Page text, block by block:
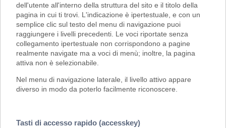
dell'utente all'interno della struttura del sito e il titolo della
pagina in cui ti trovi. L'indicazione è ipertestuale, e con un
semplice clic sul testo del menu di navigazione puoi
raggiungere i livelli precedenti. Le voci riportate senza
collegamento ipertestuale non corrispondono a pagine
realmente navigate ma a voci di menù; inoltre, la pagina
attiva non è selezionabile.
Nel menu di navigazione laterale, il livello attivo appare
diverso in modo da poterlo facilmente riconoscere.
Tasti di accesso rapido (accesskey)